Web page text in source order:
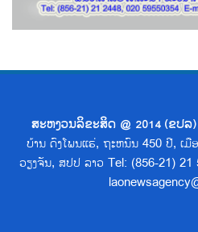
ສະຫງວນລິຂະສິດ @ 2014 (ຂປລ
ບ້ານ ດົງໂພນແຮ່, ຖະຫນົນ 450 ປີ, ເມື
ວຽງຈັນ, ສປປ ລາວ Tel: (856-21)